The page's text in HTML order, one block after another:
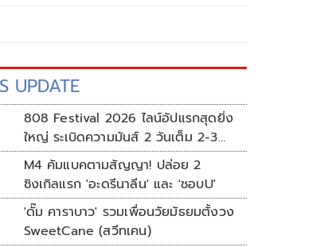
UPDATE
808 Festival 2026 ไลน์อัปแรกสุดยิ่ง
ใหญ่ ระเบิดความมันส์ 2 วันเต็ม 2-3
ต.ค.นี้
M4 คัมแบคตามสัญญา! ปล่อย 2
ซิงเกิลแรก 'อะดรีนาลีน' และ 'ชอบU'
'ดั๊ม คาราบาว' รวมเพื่อนวัยมัธยมตั้งวง
SweetCane (สวีทเคน)